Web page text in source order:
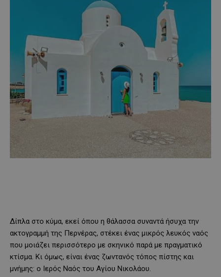
Δίπλα στο κύμα, εκεί όπου η θάλασσα συναντά ήσυχα την
ακτογραμμή της Περνέρας, στέκει ένας μικρός λευκός ναός
που μοιάζει περισσότερο με σκηνικό παρά με πραγματικό
κτίσμα. Κι όμως, είναι ένας ζωντανός τόπος πίστης και
μνήμης: ο Ιερός Ναός του Αγίου Νικολάου.